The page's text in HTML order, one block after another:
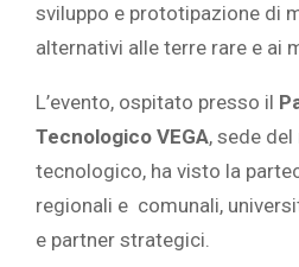
sviluppo e prototipazione di
alternativi alle terre rare e ai
L’evento, ospitato presso il
Tecnologico VEGA, sede
tecnologico, ha visto la
regionali e comunali,
e partner strategici.